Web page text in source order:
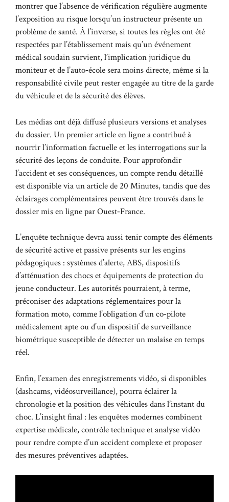
montrer que l’absence de vérification régulière augmente
l’exposition au risque lorsqu’un instructeur présente un
problème de santé. À l’inverse, si toutes les règles ont été
respectées par l’établissement mais qu’un événement
médical soudain survient, l’implication juridique du
moniteur et de l’auto‑école sera moins directe, même si la
responsabilité civile peut rester engagée au titre de la garde
du véhicule et de la sécurité des élèves.
Les médias ont déjà diffusé plusieurs versions et analyses
du dossier. Un premier article en ligne a contribué à
nourrir l’information factuelle et les interrogations sur la
sécurité des leçons de conduite. Pour approfondir
l’accident et ses conséquences, un compte rendu détaillé
est disponible via un article de 20 Minutes, tandis que des
éclairages complémentaires peuvent être trouvés dans le
dossier mis en ligne parOuest‑France.
L’enquête technique devra aussi tenir compte des éléments
de sécurité active et passive présents sur les engins
pédagogiques : systèmes d’alerte, ABS, dispositifs
d’atténuation des chocs et équipements de protection du
jeune conducteur. Les autorités pourraient, à terme,
préconiser des adaptations réglementaires pour la
formation moto, comme l’obligation d’un co‑pilote
médicalement apte ou d’un dispositif de surveillance
biométrique susceptible de détecter un malaise en temps
réel.
Enfin, l’examen des enregistrements vidéo, si disponibles
(dashcams, vidéosurveillance), pourra éclairer la
chronologie et la position des véhicules dans l’instant du
choc. L’insight final : les enquêtes modernes combinent
expertise médicale, contrôle technique et analyse vidéo
pour rendre compte d’un accident complexe et proposer
des mesures préventives adaptées.